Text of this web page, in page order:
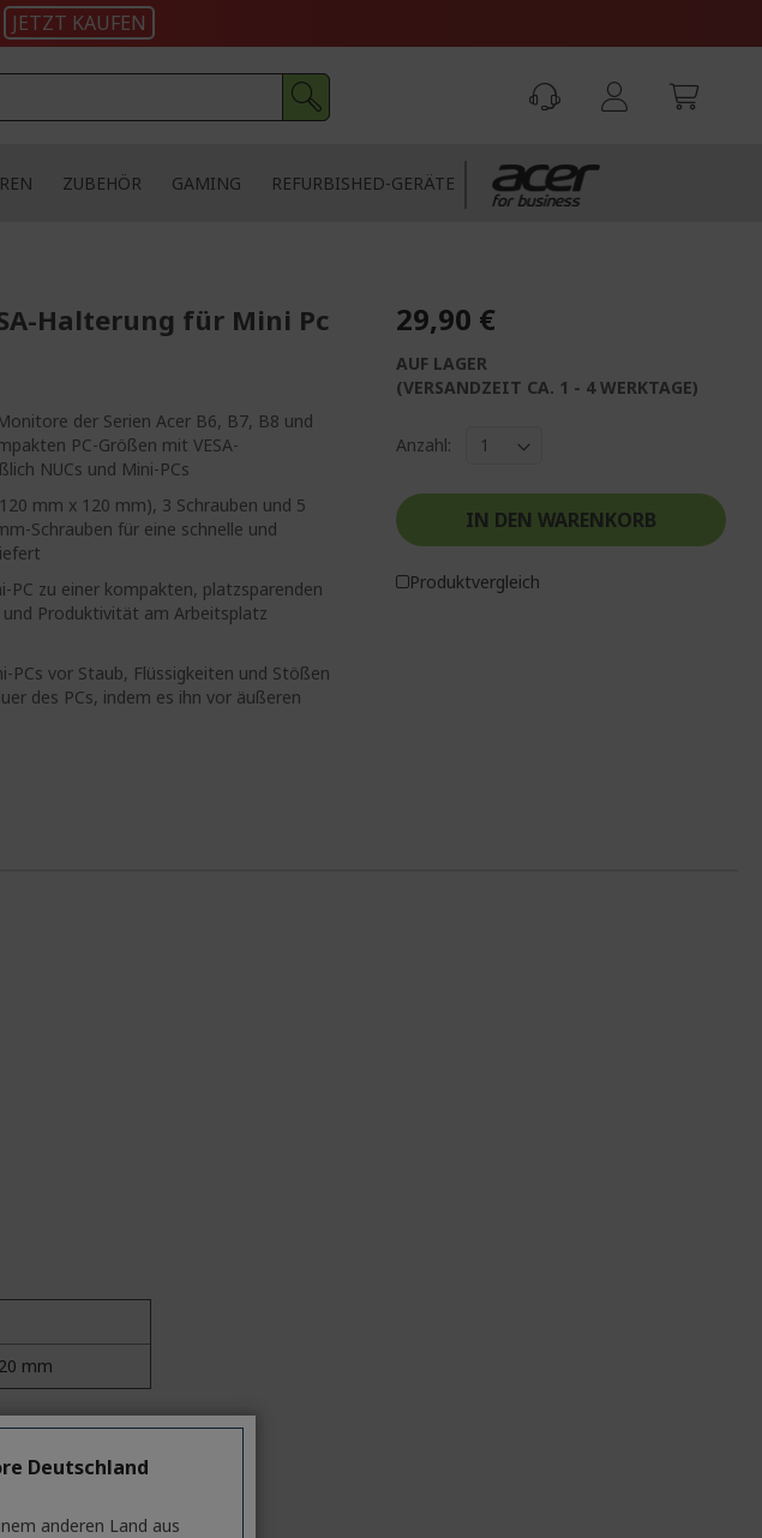
JETZT KAUFEN
ZUBEHÖR GAMING REFURBISHED-GERÄTE
Halterung für Mini Pc
der Serien Acer B6, B7, B8 und
PC-Größen mit VESA-
NUCs und Mini-PCs
mm x 120 mm), 3 Schrauben und 5
Schrauben für eine schnelle und
zu einer kompakten, platzsparenden
Produktivität am Arbeitsplatz
PCs vor Staub, Flüssigkeiten und Stößen
des PCs, indem es ihn vor äußeren
29,90 €
AUF LAGER
(VERSANDZEIT CA. 1 - 4 WERKTAGE)
Anzahl:
IN DEN WARENKORB
Produktvergleich
mm
Deutschland
anderen Land aus